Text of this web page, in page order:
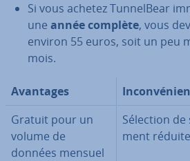
Si vous achetez Tun­nel­Bear
une année complète, vous
environ 55 euros, soit un peu
mois.
Avantages
Gratuit pour un
volume de
données mensuel
Sélection
ment réduite